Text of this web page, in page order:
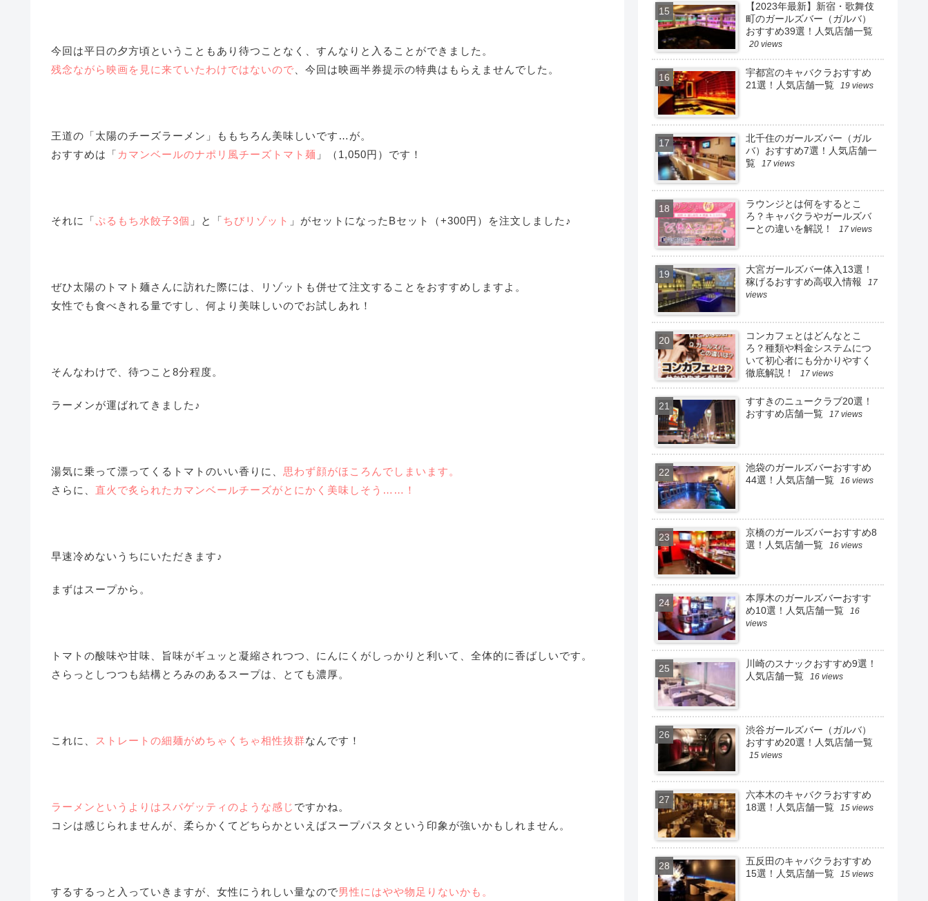
今回は平日の夕方頃ということもあり待つことなく、すんなりと入ることができました。
残念ながら映画を見に来ていたわけではないので 、今回は映画半券提示の特典はもらえませんでした。
王道の「太陽のチーズラーメン」ももちろん美味しいです…が。
おすすめは「 カマンベールのナポリ風チーズトマト麺 」（1,050円）です！
それに「ぷるもち水餃子3個 」と「ちびリゾット 」がセットになったBセット（+300円）を注文しました♪
ぜひ太陽のトマト麺さんに訪れた際には、リゾットも併せて注文することをおすすめしますよ。
女性でも食べきれる量ですし、何より美味しいのでお試しあれ！
そんなわけで、待つこと8分程度。
ラーメンが運ばれてきました♪
湯気に乗って漂ってくるトマトのいい香りに、 思わず顔がほころんでしまいます。
さらに、 直火で炙られたカマンベールチーズがとにかく美味しそう……！
早速冷めないうちにいただきます♪
まずはスープから。
トマトの酸味や甘味、旨味がギュッと凝縮されつつ、にんにくがしっかりと利いて、全体的に香ばしいです。
さらっとしつつも結構とろみのあるスープは、とても濃厚。
これに、 ストレートの細麺がめちゃくちゃ相性抜群なんです！
ラーメンというよりはスパゲッティのような感じ ですかね。
コシは感じられませんが、柔らかくてどちらかといえばスープパスタという印象が強いかもしれません。
するするっと入っていきますが、女性にうれしい量なので男性にはやや物足りないかも。
【2023年最新】新宿・歌舞伎
町のガールズバー（ガルバ）
おすすめ39選！人気店舗一覧
20 views
宇都宮のキャバクラおすすめ
21選！人気店舗一覧
19 views
北千住のガールズバー（ガル
バ）おすすめ7選！人気店舗一
覧
17 views
ラウンジとは何をするとこ
ろ？キャバクラやガールズバ
ーとの違いを解説！
17 views
大宮ガールズバー体入13選！
稼げるおすすめ高収入情報
17
views
コンカフェとはどんなとこ
ろ？種類や料金システムにつ
いて初心者にも分かりやすく
徹底解説！
17 views
すすきのニュークラブ20選！
おすすめ店舗一覧
17 views
池袋のガールズバーおすすめ
44選！人気店舗一覧
16 views
京橋のガールズバーおすすめ8
選！人気店舗一覧
16 views
本厚木のガールズバーおすす
め10選！人気店舗一覧
16
views
川崎のスナックおすすめ9選！
人気店舗一覧
16 views
渋谷ガールズバー（ガルバ）
おすすめ20選！人気店舗一覧
15 views
六本木のキャバクラおすすめ
18選！人気店舗一覧
15 views
五反田のキャバクラおすすめ
15選！人気店舗一覧
15 views